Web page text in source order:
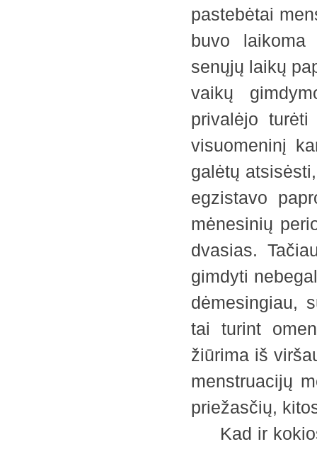
pastebėtai
buvo laikoma
senųjų laikų
vaikų
privalėjo
visuomeninį
galėtų
egzistavo
mėnesinių
dvasias.
gimdyti
dėmesingiau,
tai turint
žiūrima iš
menstruacijų
priežasčių,
Kad ir kokios